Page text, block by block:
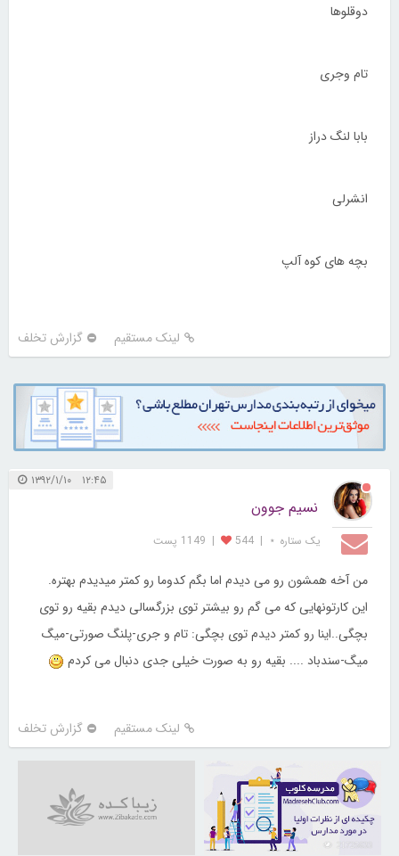
دوقلوها
تام وجری
بابا لنگ دراز
انشرلی
بچه های کوه آلپ
لینک مستقیم گزارش تخلف
۱۲:۴۵ ۱۳۹۲/۱/۱۰
نسیم جوون
یک ستاره ⋆ |
544
| 1149 پست
من آخه همشون رو می دیدم اما بگم کدوما رو کمتر میدیدم بهتره.
این کارتونهایی که می گم رو بیشتر توی بزرگسالی دیدم بقیه رو توی
بچگی..اینا رو کمتر دیدم توی بچگی: تام و جری-پلنگ صورتی-میگ
میگ-سندباد .... بقیه رو به صورت خیلی جدی دنبال می کردم
لینک مستقیم گزارش تخلف